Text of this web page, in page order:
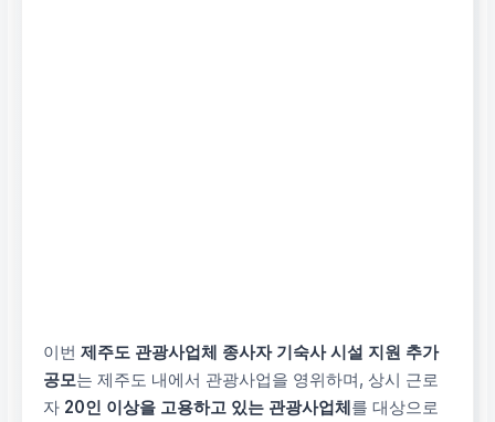
이번제주도 관광사업체 종사자 기숙사 시설 지원 추가
공모는 제주도 내에서 관광사업을 영위하며, 상시 근로
자 20인 이상을 고용하고 있는 관광사업체를 대상으로